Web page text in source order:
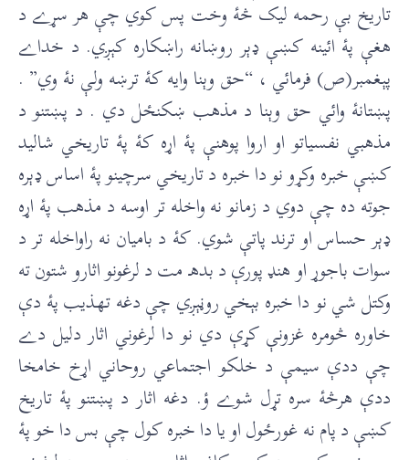
تاریخ بې رحمه ليک څۀ وخت پس کوي چې هر سړے د
هغې پۀ ائينه کښې ډېر روښانه راښکاره کېږي. د خداے
پېغمبر(ص) فرمائي ، “حق وېنا وايه کۀ ترښه ولې نۀ وي” .
پښتانۀ وائي حق وېنا د مذهب ښکنځل دي . د پښتنو د
مذهبي نفسیاتو او اروا پوهنې پۀ اړه کۀ پۀ تاريخي شاليد
کښې خبره وکړو نو دا خبره د تاريخي سرچینو پۀ اساس ډېره
جوته ده چې دوي د زمانو نه واخله تر اوسه د مذهب پۀ اړه
ډېر حساس او ترند پاتې شوي. کۀ د بامیان نه راواخله تر د
سوات باجوړ او هنډ پورې د بدهـ مت د لرغونو اثارو شتون ته
وکتل شي نو دا خبره بېخي روڼېږي چې دغه تهذيب پۀ دې
خاوره څومره غزونې کړې دي نو دا لرغوني اثار دلیل دے
چې ددې سيمې د خلکو اجتماعي روحاني اړخ خامخا
ددې هرڅۀ سره تړل شوے ؤ. دغه اثار د پښتنو پۀ تاريخ
کښې د پام نه غورځول او يا دا خبره کول چې بس دا خو پۀ